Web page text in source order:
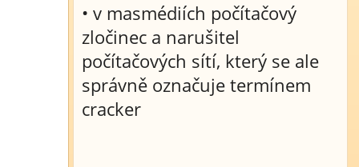
• v masmédiích počítačový
zločinec a narušitel
počítačových sítí, který se ale
správně označuje termínem
cracker